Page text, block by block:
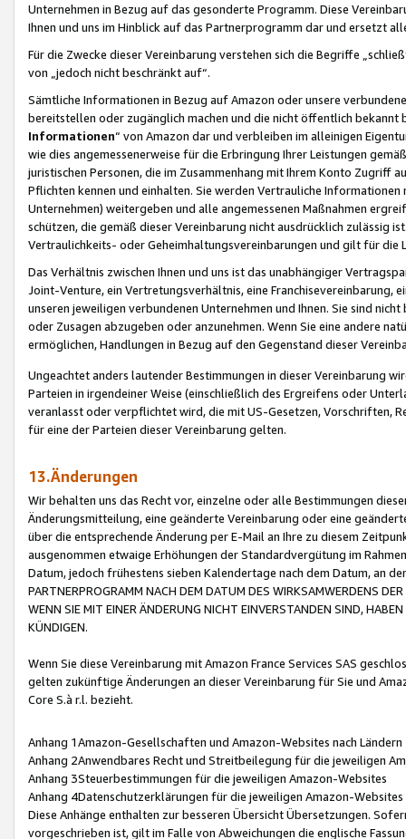
Unternehmen in Bezug auf das gesonderte Programm. Diese
Ihnen und uns im Hinblick auf das Partnerprogramm dar und ersetzt
Für die Zwecke dieser Vereinbarung verstehen sich die Begriffe
von „jedoch nicht beschränkt auf“.
Sämtliche Informationen in Bezug auf Amazon oder unsere
bereitstellen oder zugänglich machen und die nicht öffentlich
Informationen“ von Amazon dar und verbleiben im alleinigen
wie dies angemessenerweise für die Erbringung Ihrer Leistungen
juristischen Personen, die im Zusammenhang mit Ihrem Konto
Pflichten kennen und einhalten. Sie werden Vertrauliche
Unternehmen) weitergeben und alle angemessenen Maßnahmen
schützen, die gemäß dieser Vereinbarung nicht ausdrücklich zulässig
Vertraulichkeits- oder Geheimhaltungsvereinbarungen und gilt für die
Das Verhältnis zwischen Ihnen und uns ist das unabhängiger
Joint-Venture, ein Vertretungsverhältnis, eine Franchisevereinbarung,
unseren jeweiligen verbundenen Unternehmen und Ihnen. Sie sind
oder Zusagen abzugeben oder anzunehmen. Wenn Sie eine andere
ermöglichen, Handlungen in Bezug auf den Gegenstand dieser
Ungeachtet anders lautender Bestimmungen in dieser Vereinbarung
Parteien in irgendeiner Weise (einschließlich des Ergreifens oder
veranlasst oder verpflichtet wird, die mit US-Gesetzen, Vorschriften,
für eine der Parteien dieser Vereinbarung gelten.
13.Änderungen
Wir behalten uns das Recht vor, einzelne oder alle Bestimmungen
Änderungsmitteilung, eine geänderte Vereinbarung oder eine
über die entsprechende Änderung per E-Mail an Ihre zu diesem
ausgenommen etwaige Erhöhungen der Standardvergütung im
Datum, jedoch frühestens sieben Kalendertage nach dem Datum, an
PARTNERPROGRAMM NACH DEM DATUM DES WIRKSAMWERDENS
WENN SIE MIT EINER ÄNDERUNG NICHT EINVERSTANDEN SIND,
KÜNDIGEN.
Wenn Sie diese Vereinbarung mit Amazon France Services SAS
gelten zukünftige Änderungen an dieser Vereinbarung für Sie und
Core S.à r.l. bezieht.
Anhang 1Amazon-Gesellschaften und Amazon-Websites nach Ländern
Anhang 2Anwendbares Recht und Streitbeilegung für die jeweiligen
Anhang 3Steuerbestimmungen für die jeweiligen Amazon-Websites
Anhang 4Datenschutzerklärungen für die jeweiligen Amazon-Websites
Diese Anhänge enthalten zur besseren Übersicht Übersetzungen.
vorgeschrieben ist, gilt im Falle von Abweichungen die englische